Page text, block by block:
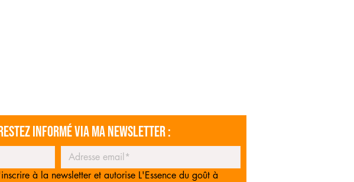
informé via ma newsletter :
à la newsletter et autorise L'Essence du goût à